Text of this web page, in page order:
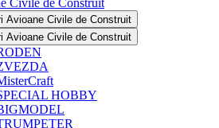
Avioane Civile de Construit
Avioane Civile de Construit
HOBBY